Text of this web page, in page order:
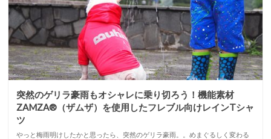
突然のゲリラ豪雨もオシャレに乗り切ろう！機能素材
ZAMZA®（ザムザ）を使用したフレブル向けレインTシャ
ツ
やっと梅雨明けしたかと思ったら、突然のゲリラ豪雨。。めまぐるしく変わる